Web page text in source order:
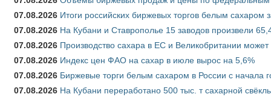
07.08.2026 Итоги российских биржевых торгов белым сахаром
07.08.2026 На Кубани и Ставрополье 15 заводов произвели
07.08.2026 Производство сахара в ЕС и Великобритании
07.08.2026 Индекс цен ФАО на сахар в июле вырос на 5,6%
07.08.2026 Биржевые торги белым сахаром в России с начала
07.08.2026 На Кубани переработано 500 тыс. т сахарной